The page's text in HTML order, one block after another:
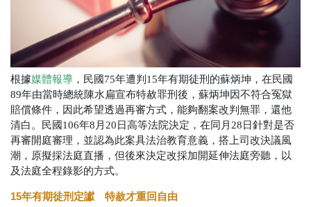
根據媒體報導 ，民國75年遭判15年有期徒刑的蘇炳坤，在民國
89年由當時總統陳水扁宣布特赦罪刑後，蘇炳坤因不符合冤獄
賠償條件，因此希望透過再審方式，能夠翻案改判無罪，還他
清白。民國106年8月20日高等法院決定，在同月28日針對是否
再審開庭審理，並認為此案具法治教育意義，搭上司改決議風
潮，原擬採法庭直播，但後來決定改採加開延伸法庭旁聽，以
及法庭全程錄影的方式。
15年有期徒刑定讞 特赦才重回自由